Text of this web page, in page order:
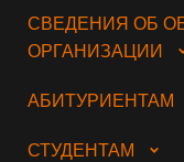
СВЕДЕНИЯ ОБ
ОРГАНИЗАЦИИ
АБИТУРИЕНТАМ
СТУДЕНТАМ